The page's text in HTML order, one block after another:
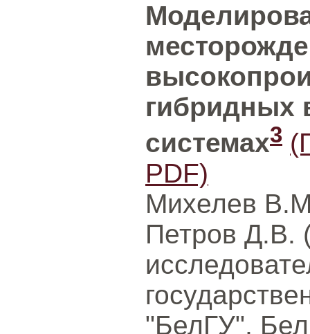
гибридных
системах3
PDF)
Михелев
Петров Д.В.
"БелГУ",